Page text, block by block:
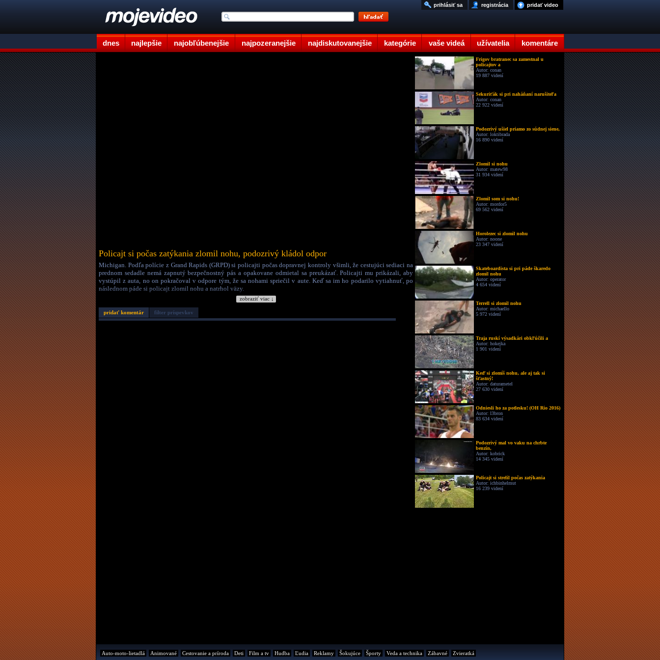
dnes najlepšie najobľúbenejšie najpozeranejšie najdiskutovanejšie kategórie vaše videá užívatelia komentáre
pridať video
registrácia
prihlásiť sa
Policajt si počas zatýkania zlomil nohu, podozrivý kládol odpor
Michigan. Podľa polície z Grand Rapids (GRPD) si policajti počas dopravnej kontroly všimli, že cestujúci sediaci na
prednom sedadle nemá zapnutý bezpečnostný pás a opakovane odmietal sa preukázať. Policajti mu prikázali, aby
vystúpil z auta, no on pokračoval v odpore tým, že sa nohami spriečil v aute. Keď sa im ho podarilo vytiahnuť, po
následnom páde si policajt zlomil nohu a natrhol väzy.
Cestujúci bol umiestnený do väzenského zariadenia v okrese Kent.
Dátum:
27.6.26 10:27
Autor:leaknute
Kategória:Šokujúce
zobraziť viac ↓
pridať komentár filter príspevkov
Frigov bratranec sa zamestnal u
policajtov a
Autor: conan
19 887 videní
Sekuriťák si pri naháňaní narušiteľa
Autor: conan
22 922 videní
Podozrivý ušiel priamo zo súdnej siene,
Autor: loktibrada
16 890 videní
Zlomil si nohu
Autor: matew98
31 934 videní
Zlomil som si nohu!
Autor: mordor5
69 562 videní
Horolezec si zlomil nohu
Autor: noone
23 347 videní
Skateboardista si pri páde škaredo
zlomil nohu
Autor: operator
4 654 videní
Terrell si zlomil nohu
Autor: michaello
5 972 videní
Traja ruskí výsadkári obkľúčili a
Autor: hokejka
1 901 videní
Keď si zlomíš nohu, ale aj tak si
šťastný!
Autor: daturametel
27 630 videní
Odniesli ho za potlesku! (OH Rio 2016)
Autor: l3bron
83 634 videní
Podozrivý mal vo vaku na chrbte
benzín,
Autor: kobrick
14 345 videní
Policajt si strelil počas zatýkania
Autor: ichbinhelmut
16 239 videní
Auto-moto-lietadlá Animované Cestovanie a príroda Deti Film a tv Hudba Ľudia Reklamy Šokujúce Športy Veda a technika Zábavné Zvieratká